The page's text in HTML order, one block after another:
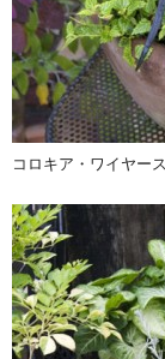
コロキア・ワイヤー